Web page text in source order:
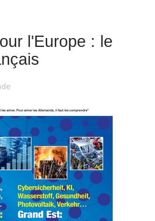
l'Europe : le